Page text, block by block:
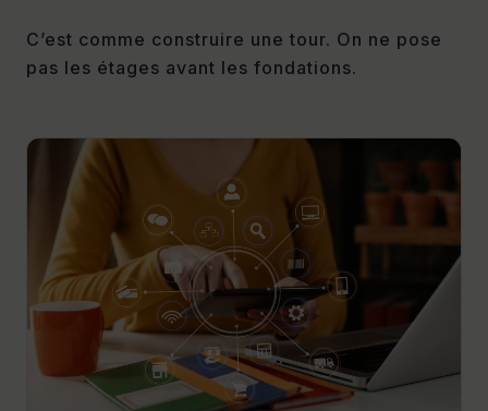
C’est comme construire une tour. On ne pose
pas les étages avant les fondations.